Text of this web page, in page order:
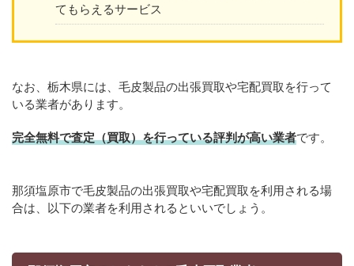
てもらえるサービス
なお、栃木県には、毛皮製品の出張買取や宅配買取を行って
いる業者があります。
完全無料で査定（買取）を行っている評判が高い業者です。
那須塩原市で毛皮製品の出張買取や宅配買取を利用される場
合は、以下の業者を利用されるといいでしょう。